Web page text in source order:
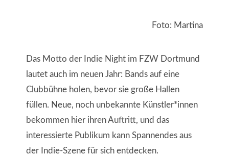
Foto: Martina
Das Motto der Indie Night im FZW Dortmund
lautet auch im neuen Jahr: Bands auf eine
Clubbühne holen, bevor sie große Hallen
füllen. Neue, noch unbekannte Künstler*innen
bekommen hier ihren Auftritt, und das
interessierte Publikum kann Spannendes aus
der Indie-Szene für sich entdecken.